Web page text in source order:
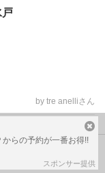
by tre anelliさん
投稿日：10ヶ月前
からの予約が一番お得!!
スポンサー提供